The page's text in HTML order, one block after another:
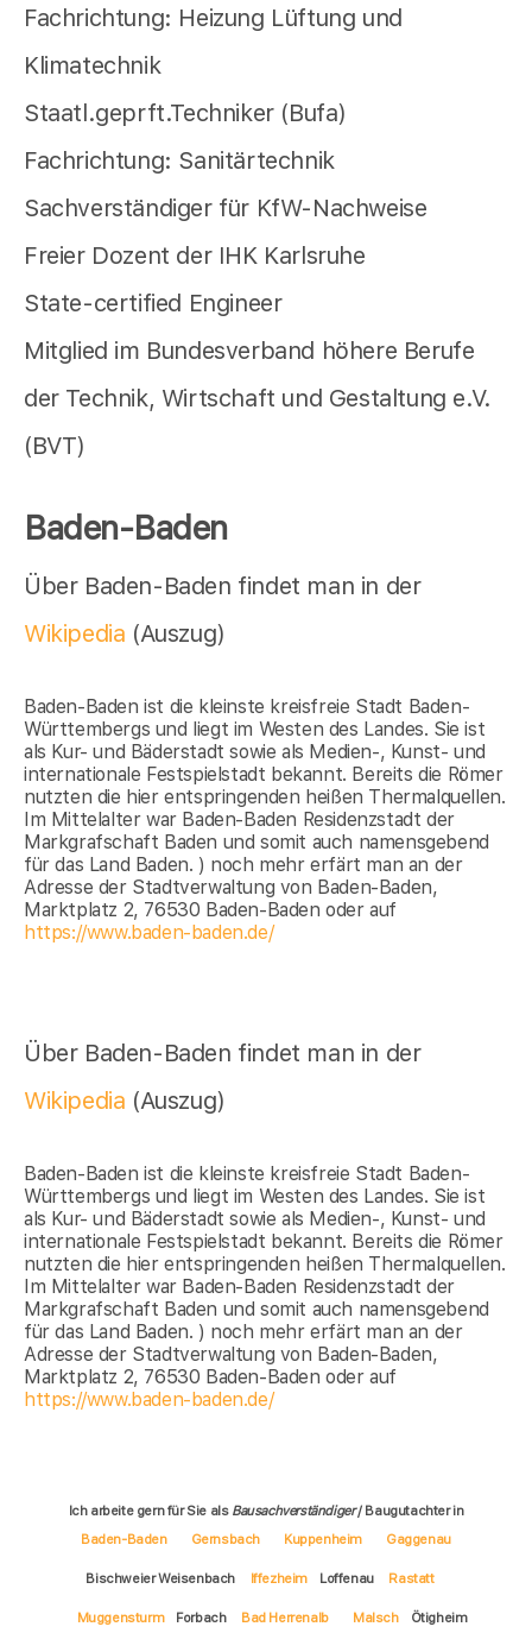
Fachrichtung: Heizung Lüftung und
Klimatechnik
Staatl.geprft.Techniker (Bufa)
Fachrichtung: Sanitärtechnik
Sachverständiger für KfW-Nachweise
Freier Dozent der IHK Karlsruhe
State-certified Engineer
Mitglied im Bundesverband höhere Berufe
der Technik, Wirtschaft und Gestaltung e.V.
(BVT)
Baden-Baden
Über Baden-Baden findet man in der
Wikipedia (Auszug)
Baden-Baden ist die kleinste kreisfreie Stadt Baden-
Württembergs und liegt im Westen des Landes. Sie ist
als Kur- und Bäderstadt sowie als Medien-, Kunst- und
internationale Festspielstadt bekannt. Bereits die Römer
nutzten die hier entspringenden heißen Thermalquellen.
Im Mittelalter war Baden-Baden Residenzstadt der
Markgrafschaft Baden und somit auch namensgebend
für das Land Baden. ) noch mehr erfärt man an der
Adresse der Stadtverwaltung von Baden-Baden,
Marktplatz 2, 76530 Baden-Baden oder auf
https://www.baden-baden.de/
Über Baden-Baden findet man in der
Wikipedia (Auszug)
Baden-Baden ist die kleinste kreisfreie Stadt Baden-
Württembergs und liegt im Westen des Landes. Sie ist
als Kur- und Bäderstadt sowie als Medien-, Kunst- und
internationale Festspielstadt bekannt. Bereits die Römer
nutzten die hier entspringenden heißen Thermalquellen.
Im Mittelalter war Baden-Baden Residenzstadt der
Markgrafschaft Baden und somit auch namensgebend
für das Land Baden. ) noch mehr erfärt man an der
Adresse der Stadtverwaltung von Baden-Baden,
Marktplatz 2, 76530 Baden-Baden oder auf
https://www.baden-baden.de/
Ich arbeite gern für Sie als Bausachverständiger/ Baugutachter in
Baden-Baden
Gernsbach Kuppenheim Gaggenau
Bischweier Weisenbach Iffezheim Loffenau Rastatt
Muggensturm Forbach Bad Herrenalb Malsch Ötigheim